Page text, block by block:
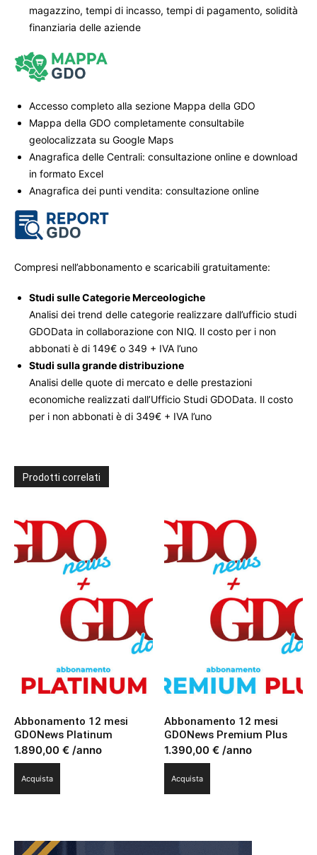
magazzino, tempi di incasso, tempi di pagamento, solidità
finanziaria delle aziende
Accesso completo alla sezione Mappa della GDO
Mappa della GDO completamente consultabile
geolocalizzata su Google Maps
Anagrafica delle Centrali: consultazione online e download
in formato Excel
Anagrafica dei punti vendita: consultazione online
Compresi nell’abbonamento e scaricabili gratuitamente:
Studi sulle Categorie Merceologiche
Analisi dei trend delle categorie realizzare dall’ufficio studi
GDOData in collaborazione con NIQ. Il costo per i non
abbonati è di 149€ o 349 + IVA l’uno
Studi sulla grande distribuzione
Analisi delle quote di mercato e delle prestazioni
economiche realizzati dall’Ufficio Studi GDOData. Il costo
per i non abbonati è di 349€ + IVA l’uno
Prodotti correlati
Abbonamento 12 mesi
GDONews Platinum
1.890,00 € /anno
Acquista
Abbonamento 12 mesi
GDONews Premium Plus
1.390,00€ /anno
Acquista